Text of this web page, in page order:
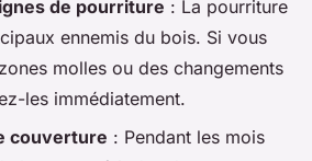
de pourriture : La pourriture
ennemis du bois. Si vous
molles ou des changements
les immédiatement.
couverture : Pendant les mois